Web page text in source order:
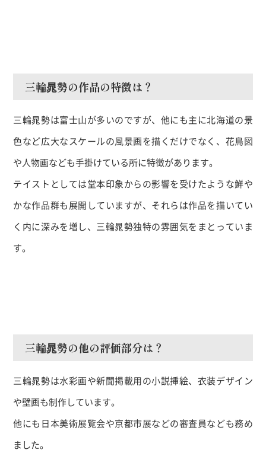
三輪晁勢の作品の特徴は？
三輪晁勢は富士山が多いのですが、他にも主に北海道の景
色など広大なスケールの風景画を描くだけでなく、花鳥図
や人物画なども手掛けている所に特徴があります。
テイストとしては堂本印象からの影響を受けたような鮮や
かな作品群も展開していますが、それらは作品を描いてい
く内に深みを増し、三輪晁勢独特の雰囲気をまとっていま
す。
三輪晁勢の他の評価部分は？
三輪晁勢は水彩画や新聞掲載用の小説挿絵、衣装デザイン
や壁画も制作しています。
他にも日本美術展覧会や京都市展などの審査員なども務め
ました。